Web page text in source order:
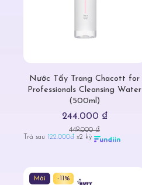
Nước Tẩy Trang Chacott for
Professionals Cleansing Water
(500ml)
244.000 ₫
449.000 ₫
Trả sau 122.000đ x2 kỳ
Mới -11%